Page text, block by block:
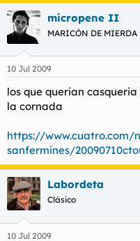
micropene II
MARICÓN DE MIERDA
10 Jul 2009
los que querian
la cornada
https://
sanfermines/
Labordeta
Clásico
10 Jul 2009